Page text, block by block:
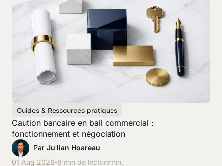
Guides & Ressources pratiques
Caution bancaire en bail commercial :
fonctionnement et négociation
Par Jullian Hoareau
01 Aug 2026-8 min de lecturemin.